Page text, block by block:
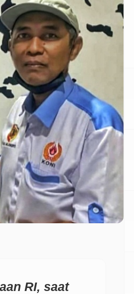
RI, saat